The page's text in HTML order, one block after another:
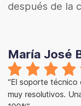
después de la
María José
“El soporte
muy resolutivos.